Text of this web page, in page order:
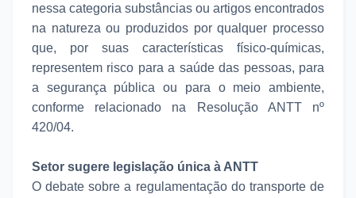
nessa categoria substâncias ou artigos encontrados
na natureza ou produzidos por qualquer processo
que, por suas características físico-químicas,
representem risco para a saúde das pessoas, para
a segurança pública ou para o meio ambiente,
conforme relacionado na Resolução ANTT nº
420/04.
Setor sugere legislação única à ANTT
O debate sobre a regulamentação do transporte de